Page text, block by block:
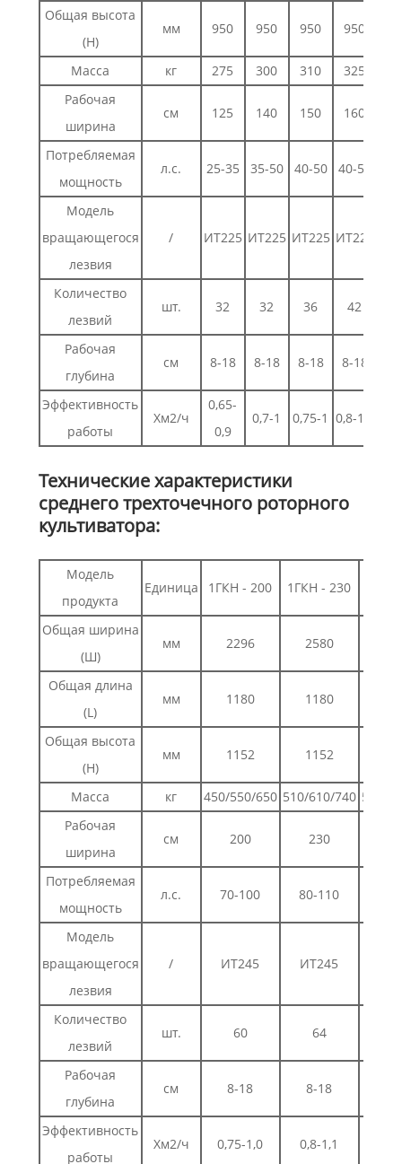
Общая высота
(H)
мм 950 950 950 950
Масса кг 275 300 310
325
Рабочая
ширина
см 125 140 150 160
Потребляемая
мощность
л.с. 25-35 35-50 40-50 40-50
Модель
вращающегося
лезвия
/ ИТ225 ИТ225 ИТ225 ИТ225
Количество
лезвий
шт. 32 32 36 42
Рабочая
глубина
см 8-18 8-18 8-18 8-18
Эффективность
работы
Хм2/ч
0,65-
0,9
0,7-1 0,75-1 0,8-1,1
Технические характеристики
среднего трехточечного роторного
культиватора:
Модель
продукта
Единица 1ГКН - 200 1ГКН - 230
Общая ширина
(Ш)
мм 2296 2580
Общая длина
(L)
мм 1180 1180
Общая высота
(H)
мм 1152 1152
Масса кг 450/550/650 510/610/740 560/
Рабочая
ширина
см 200 230
Потребляемая
мощность
л.с. 70-100 80-110
Модель
вращающегося
лезвия
/ ИТ245 ИТ245
Количество
лезвий
шт. 60 64
Рабочая
глубина
см 8-18 8-18
Эффективность
работы
Хм2/ч 0,75-1,0 0,8-1,1